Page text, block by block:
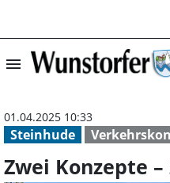
menu
Steinhude
01.04.2025 10:33
Zwei Konzepte –